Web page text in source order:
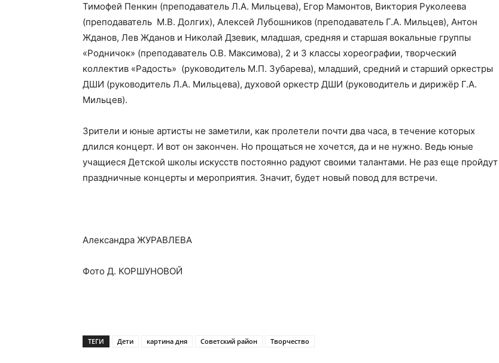
Тимофей Пенкин (преподаватель Л.А. Мильцева), Егор Мамонтов, Виктория Руколеева
(преподаватель М.В. Долгих), Алексей Лубошников (преподаватель Г.А. Мильцев), Антон
Жданов, Лев Жданов и Николай Дзевик, младшая, средняя и старшая вокальные группы
«Родничок» (преподаватель О.В. Максимова), 2 и 3 классы хореографии, творческий
коллектив «Радость» (руководитель М.П. Зубарева), младший, средний и старший оркестры
ДШИ (руководитель Л.А. Мильцева), духовой оркестр ДШИ (руководитель и дирижёр Г.А.
Мильцев).
Зрители и юные артисты не заметили, как пролетели почти два часа, в течение которых
длился концерт. И вот он закончен. Но прощаться не хочется, да и не нужно. Ведь юные
учащиеся Детской школы искусств постоянно радуют своими талантами. Не раз еще пройдут
праздничные концерты и мероприятия. Значит, будет новый повод для встречи.
Александра ЖУРАВЛЕВА
Фото Д. КОРШУНОВОЙ
ТЕГИ Дети картина дня Советский район Творчество